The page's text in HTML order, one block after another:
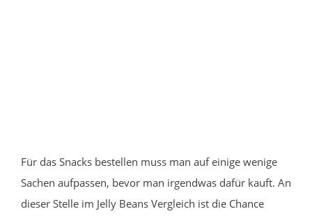
Für das Snacks bestellen muss man auf einige wenige
Sachen aufpassen, bevor man irgendwas dafür kauft. An
dieser Stelle im Jelly Beans Vergleich ist die Chance